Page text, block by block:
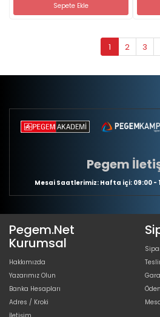
Sepete Ekle
1 2 3
Pegem
Mesai Saatlerimiz: Hafta içi: 09:00 -
Pegem.Net
Kurumsal
Hakkımızda
Yazarımız Olun
Banka Hesapları
Adres / Kroki